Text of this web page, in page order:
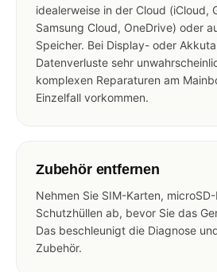
idealerweise in der Cloud (iCloud,
Samsung Cloud, OneDrive) oder
Speicher. Bei Display- oder
Datenverluste sehr
komplexen Reparaturen am
Einzelfall vorkommen.
Zubehör entfernen
Nehmen Sie SIM-Karten,
Schutzhüllen ab, bevor Sie das
Das beschleunigt die Diagnose
Zubehör.